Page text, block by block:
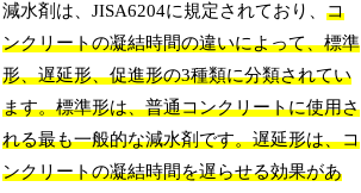
減水剤は、JISA6204に規定されており、コ
ンクリートの凝結時間の違いによって、標準
形、遅延形、促進形の3種類に分類されてい
ます。標準形は、普通コンクリートに使用さ
れる最も一般的な減水剤です。遅延形は、コ
ンクリートの凝結時間を遅らせる効果があ